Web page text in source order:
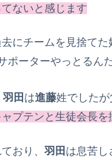
ないと感じます
にチームを見捨てた
ポーターやっとるん
羽田 は進藤姓でした
プテンと生徒会長
おり、 羽田 は息苦し